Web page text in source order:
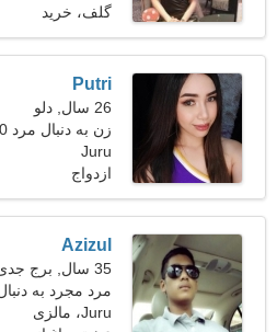
گلف، خرید
Putri
26 سال, دلو
زن به دنبال مرد 30-34
Juru
ازدواج
Azizul
35 سال, برج جدی
31
Juru، مالزی